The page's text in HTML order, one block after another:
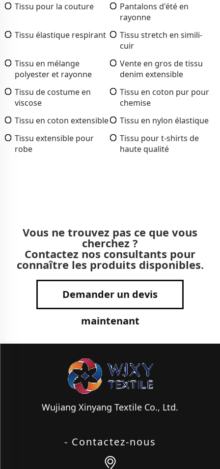
Tissu pour la couture
Pantalons d'été en
rayonne
Tissu élastique respirant
Tissu stretch en simili-
cuir
Tissu en mélange
polyester et rayonne
Vente en gros de tissu
denim extensible
Tissu de costume en
viscose
Tissu en coton pur pour
chemise
Tissu en coton extensible
Tissu en nylon élastique
Tissu extensible pour
robe
Tissu pour t-shirts de
haute qualité
Vous ne trouvez pas ce que vous
cherchez ?
Contactez nos consultants pour
connaître les produits disponibles.
Demander un devis
maintenant
Wujiang Xinyang Textile Co., Ltd.
- Contactez-nous